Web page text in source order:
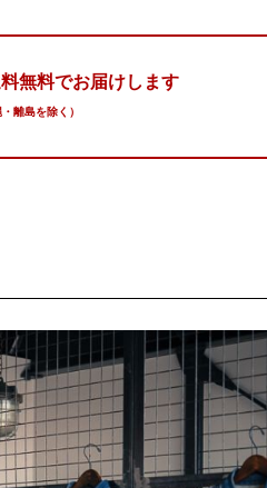
無料でお届けします
離島を除く）